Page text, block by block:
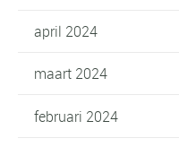
april 2024
maart 2024
februari 2024